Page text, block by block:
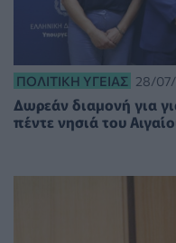
ΠΟΛΙΤΙΚΉ ΥΓΕΊΑΣ 28/07/
Δωρεάν διαμονή για
πέντε νησιά του